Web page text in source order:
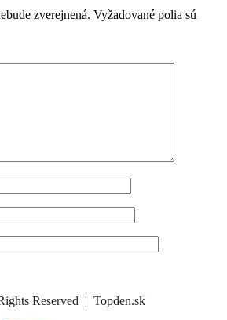
zverejnená. Vyžadované polia sú
Reserved | Topden.sk